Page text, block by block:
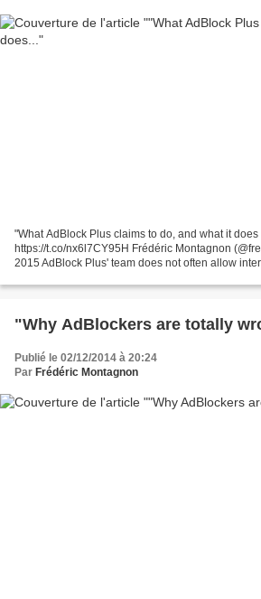
"What AdBlock Plus claims to do, and what it
https://t.co/nx6l7CY95H Frédéric Montagnon
2015 AdBlock Plus' team does not often allow
"Why AdBlockers are totally
Publié le 02/12/2014 à 20:24
Par Frédéric Montagnon